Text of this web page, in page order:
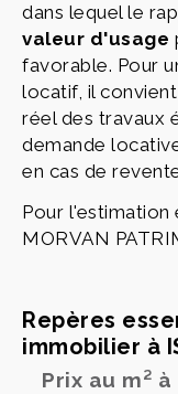
dans lequel le
valeur d'usage
favorable. Pour
locatif, il
réel des travaux
demande
en cas de
Pour l'estimation
MORVAN
Repères
immobilier à
Prix au m² à